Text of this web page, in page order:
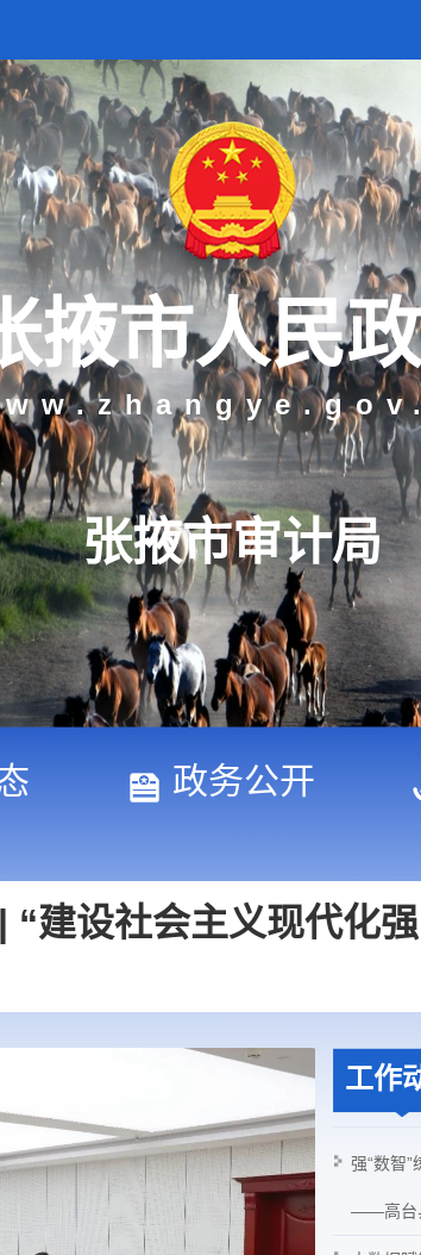
掖市人民
张掖市审计局
政务公开
“建设社会主义现代化
情怀 | “必须实事求是
“建设社会主义现代化
工作
强“数智”
——高台